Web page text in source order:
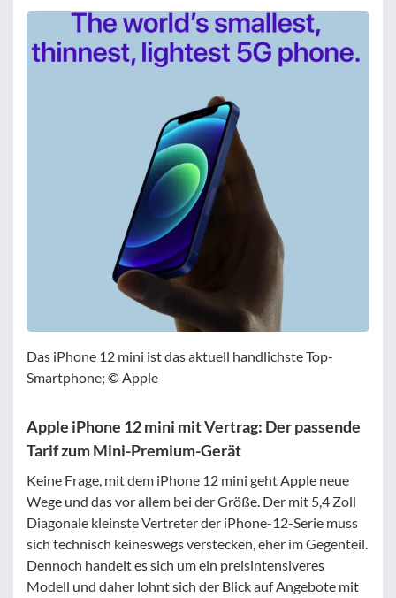
Filter zurücksetzen
Das iPhone 12 mini ist das aktuell handlichste Top-
Smartphone; © Apple
Apple iPhone 12 mini mit Vertrag: Der passende
Tarif zum Mini-Premium-Gerät
Keine Frage, mit dem iPhone 12 mini geht Apple neue
Wege und das vor allem bei der Größe. Der mit 5,4 Zoll
Diagonale kleinste Vertreter der iPhone-12-Serie muss
sich technisch keineswegs verstecken, eher im Gegenteil.
Dennoch handelt es sich um ein preisintensiveres
Modell und daher lohnt sich der Blick auf Angebote mit